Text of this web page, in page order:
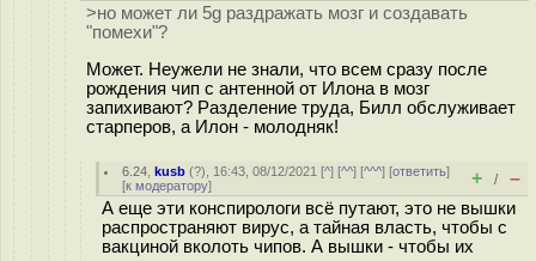
>но может ли 5g раздражать мозг и создавать
"помехи"?
Может. Неужели не знали, что всем сразу после
рождения чип с антенной от Илона в мозг
запихивают? Разделение труда, Билл обслуживает
старперов, а Илон - молодняк!
6.24 ,kusb (?), 16:43, 08/12/2021 [^] [^^] [^^^] [ответить]
[к модератору] + / –
А еще эти конспирологи всё путают, это не вышки
распространяют вирус, а тайная власть, чтобы с
вакциной вколоть чипов. А вышки - чтобы их